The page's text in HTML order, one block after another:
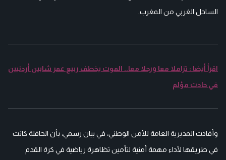
الساحل الغربي من المغرب.
اقرأ أيضا : تزاملا معا ورحلا معا.. الموت يخطف ربيع عمر شابين أردنيين
في حادث مؤلم
وأفادت المديرية العامة للأمن الوطني، في بيان رسمي، بأن الحافلة كانت
في طريقها لأداء مهمة أمنية لتأمين تظاهرة رياضية في كرة القدم